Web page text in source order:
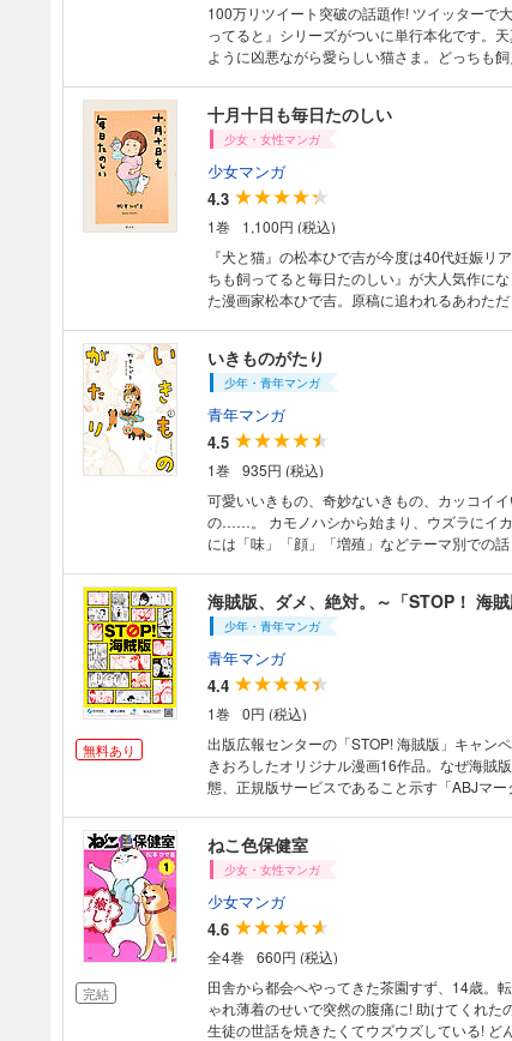
100万リツイート突破の話題作! ツイッターで
ってると』シリーズがついに単行本化です。
ように凶悪ながら愛らしい猫さま。どっちも
十月十日も毎日たのしい
少女・女性マンガ
少女マンガ
4.3
1巻
1,100円 (税込)
『犬と猫』の松本ひで吉が今度は40代妊娠リアルを描く
ちも飼ってると毎日たのしい』が大人気作に
た漫画家松本ひで吉。原稿に追われるあわた
いきものがたり
少年・青年マンガ
青年マンガ
4.5
1巻
935円 (税込)
可愛いいきもの、奇妙ないきもの、カッコイ
の……。 カモノハシから始まり、ウズラにイ
には「味」「顔」「増殖」などテーマ別での
ね！」漫画、はじまりはじまり。
無料あり
海賊版、ダメ、絶対。～「STOP！ 海
少年・青年マンガ
青年マンガ
4.4
1巻
0円 (税込)
出版広報センターの「STOP! 海賊版」キャン
きおろしたオリジナル漫画16作品。なぜ海賊
態、正規版サービスであること示す「ABJマ
完結
ねこ色保健室
少女・女性マンガ
少女マンガ
4.6
全4巻
660円 (税込)
田舎から都会へやってきた茶園すず、14歳。
ゃれ薄着のせいで突然の腹痛に! 助けてくれた
生徒の世話を焼きたくてウズウズしている! ど